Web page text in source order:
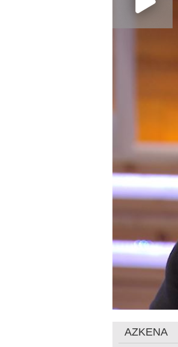
AZKENA